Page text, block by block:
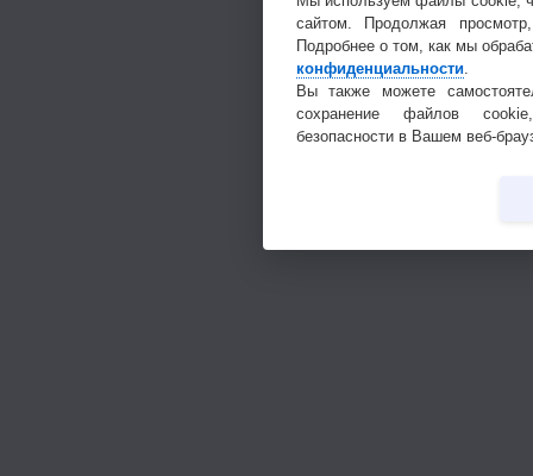
сайтом. Продолжая
Подробнее о том, как мы
конфиденциальности.
Вы также можете
сохранение файлов
безопасности в Вашем веб-